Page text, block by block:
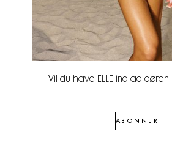
Vil du have ELLE ind ad
ABONNER